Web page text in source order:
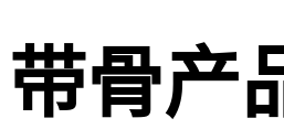
带骨产